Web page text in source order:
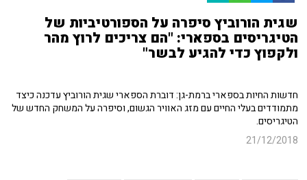
שגית הורוביץ סיפרה על הספורטיביות של
הטיגריסים בספארי: "הם צריכים לרוץ מהר
ולקפוץ כדי להגיע לבשר"
חדשות החיות בספארי ברמת-גן: דוברת הספארי שגית הורוביץ עדכנה כיצד
מתמודדים בעלי החיים עם מזג האוויר הגשום, וסיפרה על המשחק החדש של
הטיגריסים.
21/12/2018